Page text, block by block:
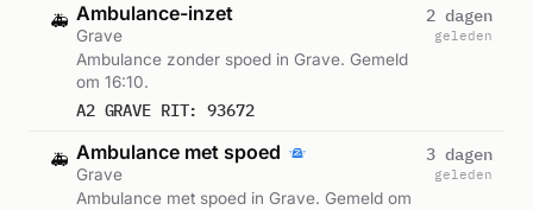
🚑 Ambulance-inzet
Grave
Ambulance zonder spoed in Grave. Gemeld
om 16:10.
A2 GRAVE RIT: 93672
2 dagen
geleden
🚑 Ambulance met spoed
Grave
Ambulance met spoed in Grave. Gemeld om
3 dagen
geleden